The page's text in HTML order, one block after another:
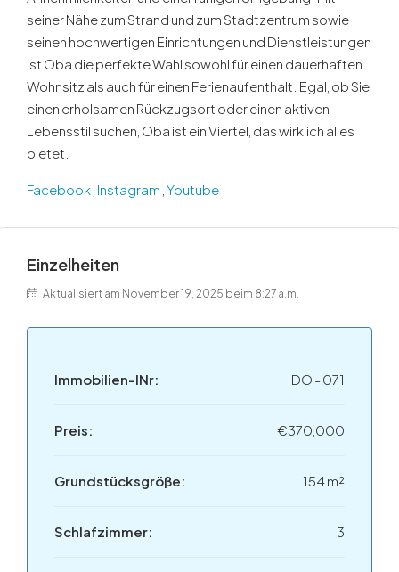
seiner Nähe zum Strand und zum Stadtzentrum sowie
seinen hochwertigen Einrichtungen und Dienstleistungen
ist Oba die perfekte Wahl sowohl für einen dauerhaften
Wohnsitz als auch für einen Ferienaufenthalt. Egal, ob Sie
einen erholsamen Rückzugsort oder einen aktiven
Lebensstil suchen, Oba ist ein Viertel, das wirklich alles
bietet.
Facebook Instagram Youtube
Einzelheiten
Aktualisiert am November 19, 2025 beim 8:27 a.m.
Immobilien-INr: DO - 071
Preis: €370,000
Grundstücksgröße: 154 m²
Schlafzimmer: 3